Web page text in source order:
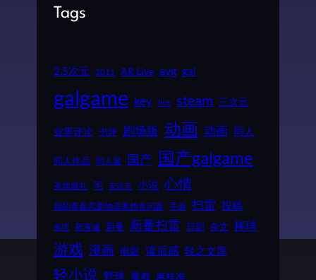
Tags
2.5次元 2011 AR Live avg gal
galgame key live steam 三次元
业界评论 书评 剧场版 动画 动画 同人
同人作品 同人展 国产 国产galgame
圣地巡礼 宅 安达充 小说 心情
我的青春恋爱物语果然有问题 手游 扫雷 投稿
推理 新海诚 新番 新番扫雷 日剧 杂文 棒球
游戏 漫画 电影 读后感 轻之文库
轻小说 野球 魔都 麻枝准